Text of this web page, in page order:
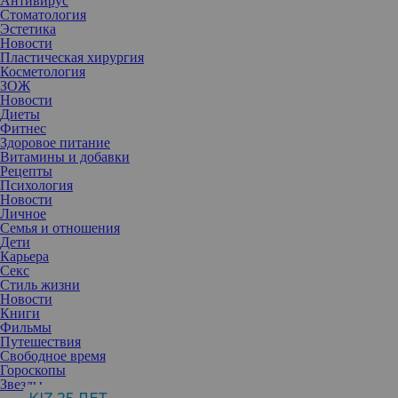
Стоматология
Эстетика
Новости
Пластическая хирургия
Косметология
ЗОЖ
Новости
Диеты
Фитнес
Здоровое питание
Витамины и добавки
Рецепты
Психология
Новости
Личное
Семья и отношения
Дети
Карьера
Секс
Стиль жизни
Новости
Книги
Фильмы
Путешествия
Свободное время
Гороскопы
Звезды
54-летняя Лера Кудрявцева отказалась от уколов ботулотоксина